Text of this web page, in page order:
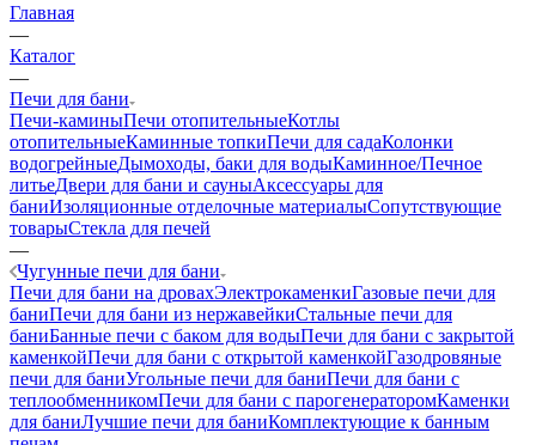
Главная
—
Каталог
—
Печи для бани
Печи-каминыПечи отопительныеКотлы
отопительныеКаминные топкиПечи для садаКолонки
водогрейныеДымоходы, баки для водыКаминное/Печное
литьеДвери для бани и сауныАксессуары для
баниИзоляционные отделочные материалыСопутствующие
товарыСтекла для печей
—
Чугунные печи для бани
Печи для бани на дровахЭлектрокаменкиГазовые печи для
баниПечи для бани из нержавейкиСтальные печи для
баниБанные печи с баком для водыПечи для бани с закрытой
каменкойПечи для бани с открытой каменкойГазодровяные
печи для баниУгольные печи для баниПечи для бани с
теплообменникомПечи для бани с парогенераторомКаменки
для баниЛучшие печи для баниКомплектующие к банным